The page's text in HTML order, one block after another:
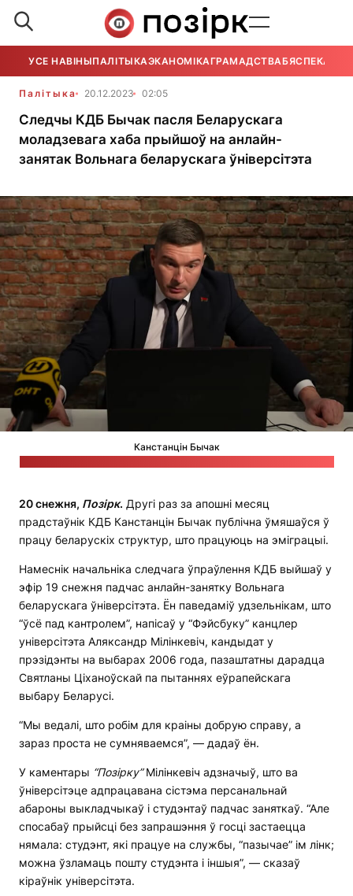
УСЕ НАВІНЫПАЛІТЫКАЭКАНОМІКАГРАМАДСТВАБЯСПЕКА
Палітыка 20.12.2023 02:05
Следчы КДБ Бычак пасля Беларускага
моладзевага хаба прыйшоў на анлайн-
занятак Вольнага беларускага ўніверсітэта
Канстанцін Бычак
20 снежня, Позірк. Другі раз за апошні месяц
прадстаўнік КДБ Канстанцін Бычак публічна ўмяшаўся ў
працу беларускіх структур, што працуюць на эміграцыі.
Намеснік начальніка следчага ўпраўлення КДБ выйшаў у
эфір 19 снежня падчас анлайн-занятку Вольнага
беларускага ўніверсітэта. Ён паведаміў удзельнікам, што
“ўсё пад кантролем”, напісаў у “Фэйсбуку” канцлер
універсітэта Аляксандр Мілінкевіч, кандыдат у
прэзідэнты на выбарах 2006 года, пазаштатны дарадца
Святланы Ціханоўскай па пытаннях еўрапейскага
выбару Беларусі.
“Мы ведалі, што робім для краіны добрую справу, а
зараз проста не сумняваемся”, — дадаў ён.
У каментары “Позірку”Мілінкевіч адзначыў, што ва
ўніверсітэце адпрацавана сістэма персанальнай
абароны выкладчыкаў і студэнтаў падчас заняткаў. “Але
спосабаў прыйсці без запрашэння ў госці застаецца
нямала: студэнт, які працуе на службы, “пазычае” ім лінк;
можна ўзламаць пошту студэнта і іншыя”, — сказаў
кіраўнік універсітэта.